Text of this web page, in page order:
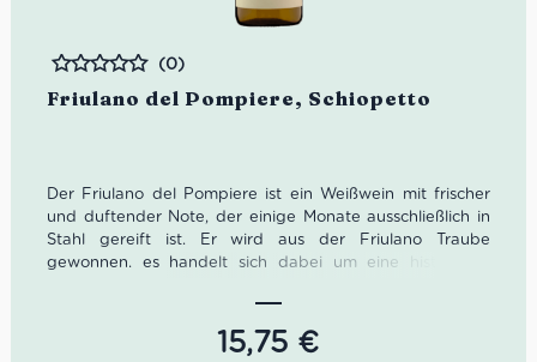
Friulano del Pompiere, Schiopetto
Bewertet
(0)
Der Friulano del Pompiere ist ein Weißwein mit frischer
und duftender Note, der einige Monate ausschließlich in
Stahl gereift ist. Er wird aus der Friulano Traube
gewonnen. es handelt sich dabei um eine historische
Gebieten auf Böden vorwiegend mergeligen Ursprungs
aus dem Eozän angebaut wird.
15,75 €